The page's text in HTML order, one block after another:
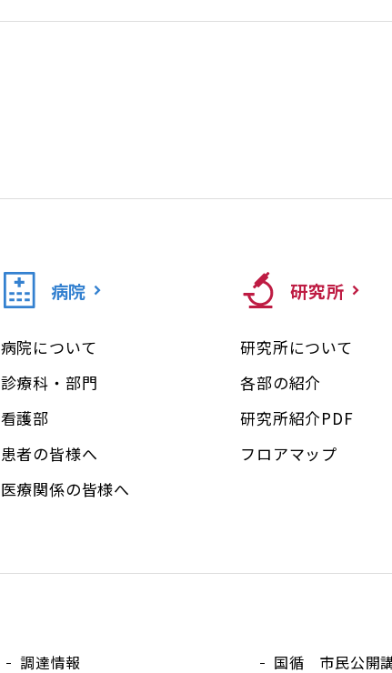
病院
病院について
診療科・部門
看護部
患者の皆様へ
医療関係の皆様へ
研究所
研究所について
各部の紹介
研究所紹介PDF
フロアマップ
調達情報 国循 市民公開